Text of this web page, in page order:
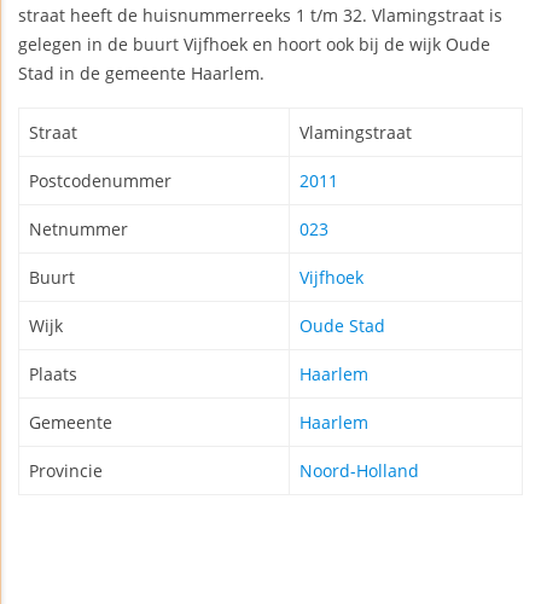
straat heeft de huisnummerreeks 1 t/m 32. Vlamingstraat is
gelegen in de buurt Vijfhoek en hoort ook bij de wijk Oude
Stad in de gemeente Haarlem.
Straat Vlamingstraat
Postcodenummer 2011
Netnummer 023
Buurt Vijfhoek
Wijk Oude Stad
Plaats Haarlem
Gemeente Haarlem
Provincie Noord-Holland